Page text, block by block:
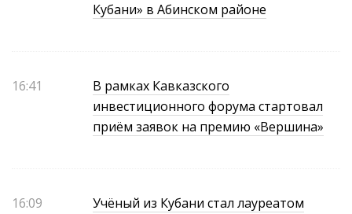
Кубани» в Абинском районе
16:41
В рамках Кавказского
инвестиционного форума стартовал
приём заявок на премию «Вершина»
16:09
Учёный из Кубани стал лауреатом